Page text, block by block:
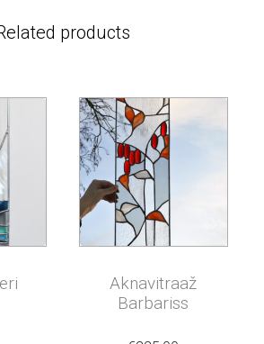
products
Aknavitraaž
Barbariss